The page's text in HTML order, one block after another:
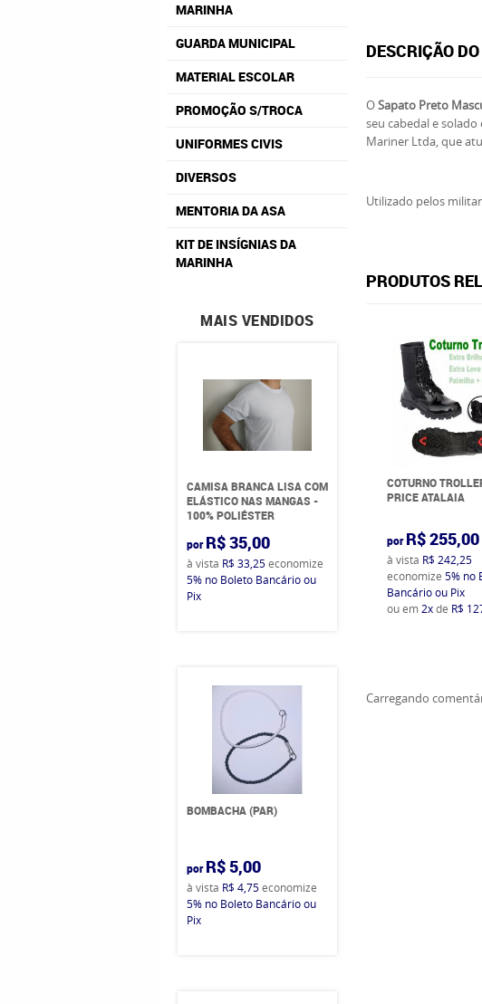
MARINHA
GUARDA MUNICIPAL
MATERIAL ESCOLAR
PROMOÇÃO S/TROCA
UNIFORMES CIVIS
DIVERSOS
MENTORIA DA ASA
KIT DE INSÍGNIAS DA
MARINHA
MAIS VENDIDOS
CAMISA BRANCA LISA COM
ELÁSTICO NAS MANGAS -
100% POLIÉSTER
por R$ 35,00
à vista R$ 33,25economize
5% no Boleto Bancário ou
Pix
BOMBACHA (PAR)
por R$ 5,00
à vista R$ 4,75economize
5% no Boleto Bancário ou
Pix
DESCRIÇÃO
OSapato Preto
seu cabedal e
Mariner Ltda, que
Utilizado pelos
PRODUTOS
COTURNO
PRICE ATALAIA
por R$ 255,00
à vista R$ 242,25
economize 5% no
Bancário ou Pix
ou em 2xde R$
Carregando